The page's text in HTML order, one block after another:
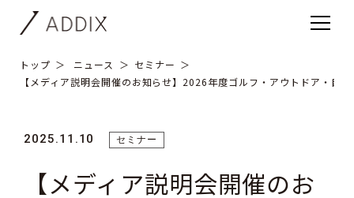
トップ ニュース
セミナー
【メディア説明会開催のお知らせ】2026年度ゴルフ・アウトドア・自
2025.11.10 セミナー
【メディア説明会開催のお